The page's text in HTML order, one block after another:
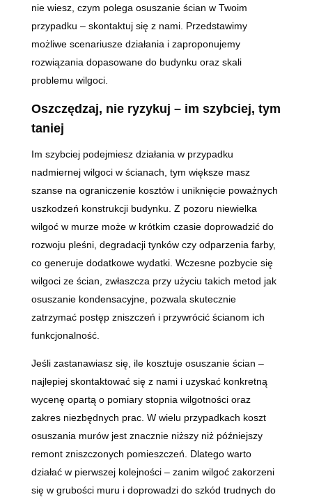
nie wiesz, czym polega osuszanie ścian w Twoim
przypadku – skontaktuj się z nami. Przedstawimy
możliwe scenariusze działania i zaproponujemy
rozwiązania dopasowane do budynku oraz skali
problemu wilgoci.
Oszczędzaj, nie ryzykuj – im szybciej, tym
taniej
Im szybciej podejmiesz działania w przypadku
nadmiernej wilgoci w ścianach, tym większe masz
szanse na ograniczenie kosztów i uniknięcie poważnych
uszkodzeń konstrukcji budynku. Z pozoru niewielka
wilgoć w murze może w krótkim czasie doprowadzić do
rozwoju pleśni, degradacji tynków czy odparzenia farby,
co generuje dodatkowe wydatki. Wczesne pozbycie się
wilgoci ze ścian, zwłaszcza przy użyciu takich metod jak
osuszanie kondensacyjne, pozwala skutecznie
zatrzymać postęp zniszczeń i przywrócić ścianom ich
funkcjonalność.
Jeśli zastanawiasz się, ile kosztuje osuszanie ścian –
najlepiej skontaktować się z nami i uzyskać konkretną
wycenę opartą o pomiary stopnia wilgotności oraz
zakres niezbędnych prac. W wielu przypadkach koszt
osuszania murów jest znacznie niższy niż późniejszy
remont zniszczonych pomieszczeń. Dlatego warto
działać w pierwszej kolejności – zanim wilgoć zakorzeni
się w grubości muru i doprowadzi do szkód trudnych do